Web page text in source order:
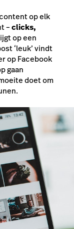
op elk
–clicks,
op een
‘leuk’ vindt
op Facebook
gaan
doet om